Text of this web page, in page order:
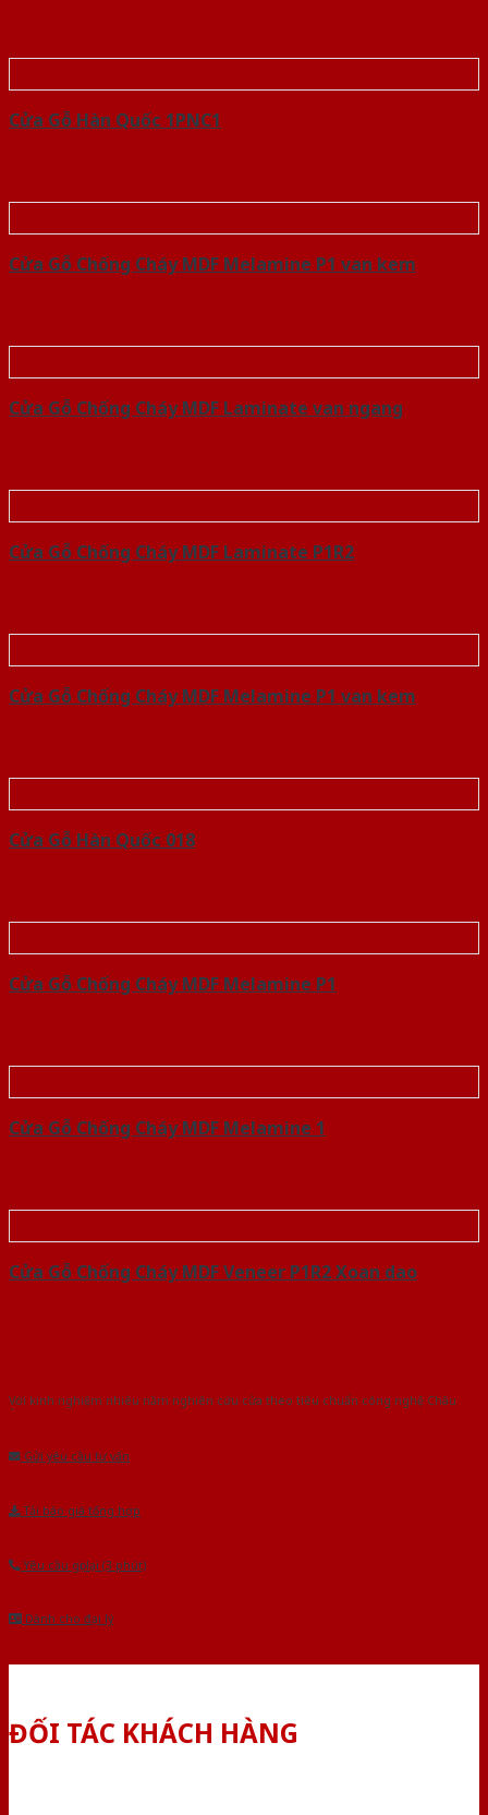
Cửa Gỗ Hàn Quốc 1PNC1
Cửa Gỗ Chống Cháy MDF Melamine P1 van kem
Cửa Gỗ Chống Cháy MDF Laminate van ngang
Cửa Gỗ Chống Cháy MDF Laminate P1R2
Cửa Gỗ Chống Cháy MDF Melamine P1 van kem
Cửa Gỗ Hàn Quốc 018
Cửa Gỗ Chống Cháy MDF Melamine P1
Cửa Gỗ Chống Cháy MDF Melamine 1
Cửa Gỗ Chống Cháy MDF Veneer P1R2 Xoan dao
Với kinh nghiệm nhiêu năm nghiên cứu cửa theo tiêu chuẩn công nghệ Châu
Âu.Chúng tôi tự tin là nhà sản xuất & cung cấp hàng đầu tại Việt Nam!
Gửi yêu cầu tư vấn
Tải báo giá tổng hợp
Yêu cầu gọi lại (3 phút)
Dành cho đại lý
ĐỐI TÁC KHÁCH HÀNG